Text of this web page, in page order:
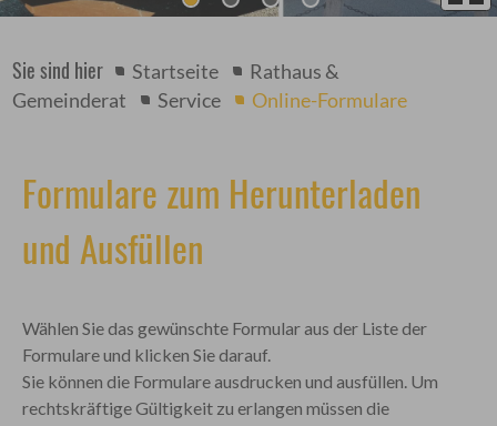
Sie sind hier Startseite
Rathaus &
Gemeinderat
Service Online-Formulare
Formulare zum Herunterladen
und Ausfüllen
Wählen Sie das gewünschte Formular aus der Liste der
Formulare und klicken Sie darauf.
Sie können die Formulare ausdrucken und ausfüllen. Um
rechtskräftige Gültigkeit zu erlangen müssen die